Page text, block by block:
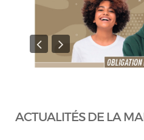
ACTUALITÉS DE LA